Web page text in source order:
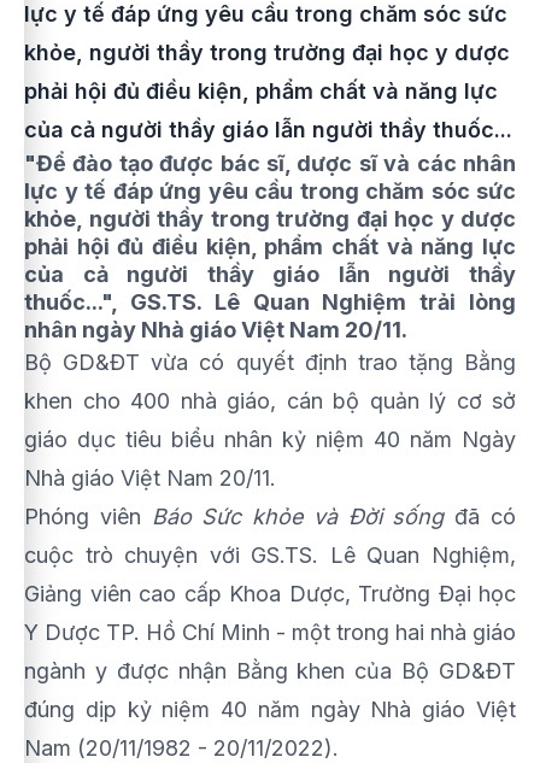
lực y tế đáp ứng yêu cầu trong chăm sóc sức
khỏe, người thầy trong trường đại học y dược
phải hội đủ điều kiện, phẩm chất và năng lực
của cả người thầy giáo lẫn người thầy thuốc...
"Để đào tạo được bác sĩ, dược sĩ và các nhân
lực y tế đáp ứng yêu cầu trong chăm sóc sức
khỏe, người thầy trong trường đại học y dược
phải hội đủ điều kiện, phẩm chất và năng lực
của cả người thầy giáo lẫn người thầy
thuốc...", GS.TS. Lê Quan Nghiệm trải lòng
nhân ngày Nhà giáo Việt Nam 20/11.
Bộ GD&ĐT vừa có quyết định trao tặng Bằng
khen cho 400 nhà giáo, cán bộ quản lý cơ sở
giáo dục tiêu biểu nhân kỷ niệm 40 năm Ngày
Nhà giáo Việt Nam 20/11.
Phóng viên Báo Sức khỏe và Đời sốngđã có
cuộc trò chuyện với GS.TS. Lê Quan Nghiệm,
Giảng viên cao cấp Khoa Dược, Trường Đại học
Y Dược TP. Hồ Chí Minh - một trong hai nhà giáo
ngành y được nhận Bằng khen của Bộ GD&ĐT
đúng dịp kỷ niệm 40 năm ngày Nhà giáo Việt
Nam (20/11/1982 - 20/11/2022).